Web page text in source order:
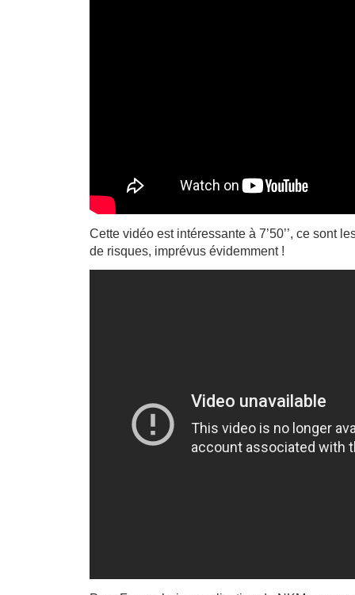
Cette vidéo est intéressante à 7’50’’, ce sont
de risques, imprévus évidemment !